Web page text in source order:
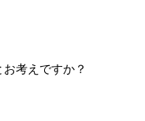
考えですか？